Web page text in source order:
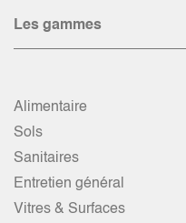
Les gammes
Alimentaire
Sols
Sanitaires
Entretien général
Vitres & Surfaces